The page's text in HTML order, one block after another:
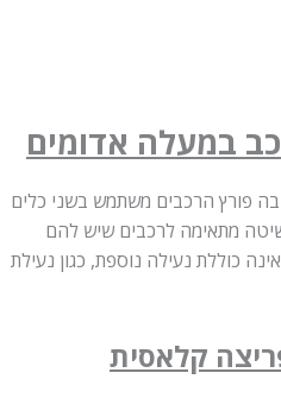
במעלה אדומים
הרכבים משתמש בשני כלים
לרכבים שיש להם
נעילה נוספת, כגון נעילת
קלאסית